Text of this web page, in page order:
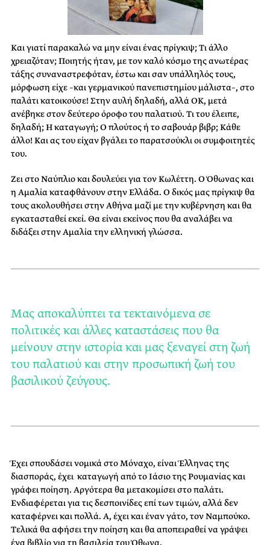
Και γιατί παρακαλώ να μην είναι ένας πρίγκιψ; Τι άλλο
χρειαζόταν; Ποιητής ήταν, με τον καλό κόσμο της ανωτέρας
τάξης συναναστρεφόταν, έστω και σαν υπάλληλός τους,
μόρφωση είχε –και γερμανικού πανεπιστημίου μάλιστα–, στο
παλάτι κατοικούσε! Στην αυλή δηλαδή, αλλά ΟΚ, μετά
ανέβηκε στον δεύτερο όροφο του παλατιού. Τι του έλειπε,
δηλαδή; Η καταγωγή; Ο πλούτος ή το σαβουάρ βιβρ; Κάθε
άλλο! Και ας του είχαν βγάλει το παρατσούκλι οι συμφοιτητές
του.
Ζει στο Ναύπλιο και δουλεύει για τον Κωλέττη. Ο Όθωνας και
η Αμαλία καταφθάνουν στην Ελλάδα. Ο δικός μας πρίγκιψ θα
τους ακολουθήσει στην Αθήνα μαζί με την κυβέρνηση και θα
εγκατασταθεί εκεί. Θα είναι εκείνος που θα αναλάβει να
διδάξει στην Αμαλία την ελληνική γλώσσα.
Μας αποκαλύπτει τα τεκταινόμενα σε
πολιτικές και άλλες καταστάσεις που θα
μείνουν στην ιστορία και μας ξεναγεί στη ζωή
του παλατιού και στην προσωπική ζωή του
βασιλικού ζεύγους.
Έχει σπουδάσει νομικά στο Μόναχο, είναι Έλληνας της
διασποράς, έχει καταγωγή από το Ιάσιο της Ρουμανίας και
γράφει ποίηση. Αργότερα θα μετακομίσει στο παλάτι.
Ενδιαφέρεται για τις δεσποινίδες επί των τιμών, αλλά δεν
καταφέρνει και πολλά. Α, έχει και έναν γάτο, τον Ναμπούκο.
Τελικά θα αφήσει την ποίηση και θα αποπειραθεί να γράψει
ένα βιβλίο για τη βασιλεία του Όθωνα.